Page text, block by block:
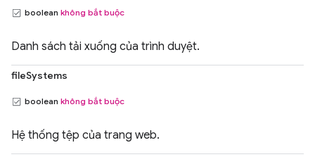
boolean không bắt buộc
Danh sách tải xuống của trình duyệt.
fileSystems
boolean không bắt buộc
Hệ thống tệp của trang web.